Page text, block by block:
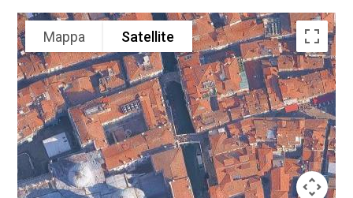
Mappa Satellite